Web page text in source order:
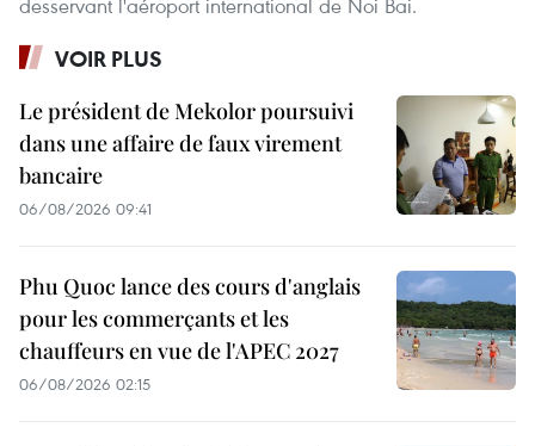
desservant l'aéroport international de Noi Bai.
VOIR PLUS
Le président de Mekolor poursuivi
dans une affaire de faux virement
bancaire
06/08/2026 09:41
Phu Quoc lance des cours d'anglais
pour les commerçants et les
chauffeurs en vue de l'APEC 2027
06/08/2026 02:15